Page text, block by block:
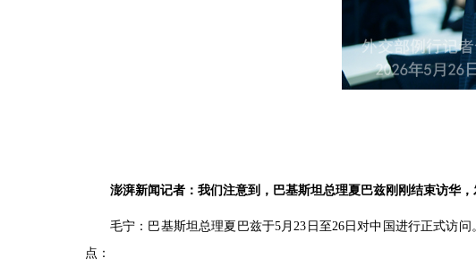
澎湃新闻记者：我们注意到，巴基斯坦总理夏巴兹刚刚结束访华
毛宁：巴基斯坦总理夏巴兹于5月23日至26日对中国进行正式访
点：